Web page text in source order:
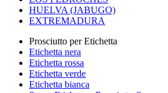
HUELVA (JABUGO)
EXTREMADURA
Prosciutto per Etichetta
Etichetta nera
Etichetta rossa
Etichetta verde
Etichetta bianca